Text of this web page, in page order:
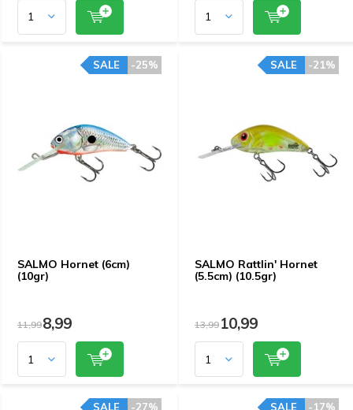
SALMO Hornet (6cm)
(10gr)
-25%
SALE
11,998,99
SALMO Rattlin' Hornet
(5.5cm) (10.5gr)
-21%
SALE
13,9910,99
-27%
SALE -17%
SALE